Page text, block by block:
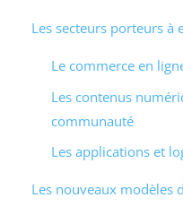
Les secteurs porteurs à
Le commerce en
Les contenus
communauté
Les applications et
Les nouveaux modèles